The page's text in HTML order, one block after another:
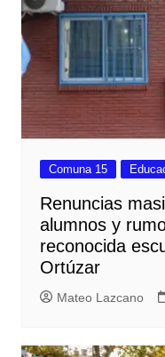
Comuna 15
Renuncias
alumnos y
reconocida
Ortúzar
Mateo Lazcano